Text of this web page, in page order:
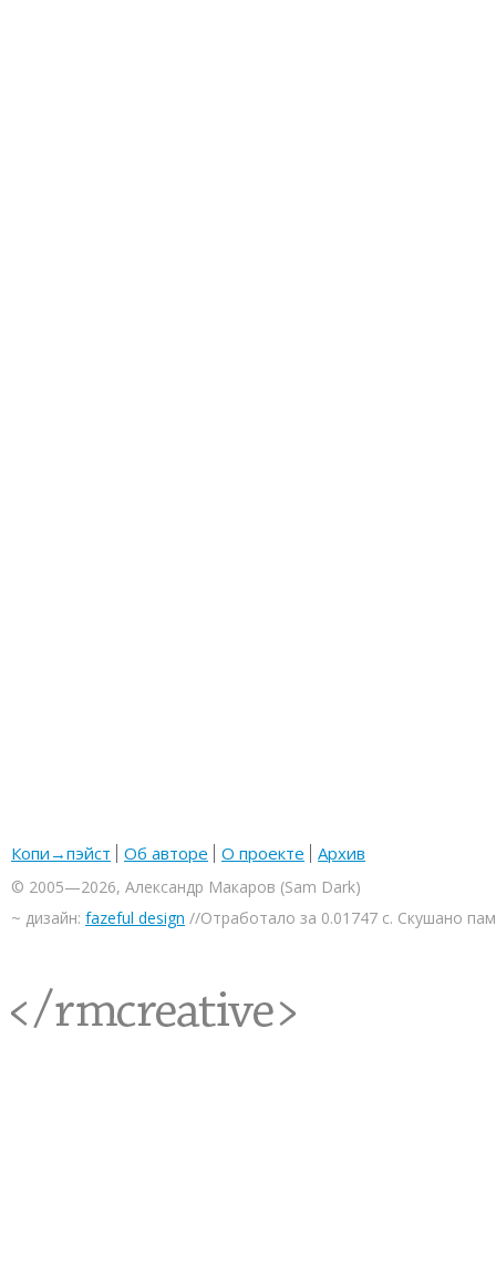
Копи→пэйст Об авторе О проекте Архив
© 2005—2026, Александр Макаров (Sam Dark)
~ дизайн: fazeful design //Отработало за 0.01747 с. Скушано
<rmcreative/>